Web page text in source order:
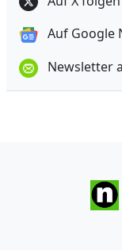
Auf Google
Newsletter